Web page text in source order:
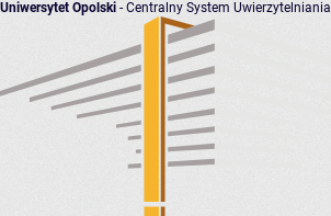
Uniwersytet Opolski - Centralny System Uwierzytelniania